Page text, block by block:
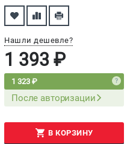
Нашли дешевле?
1 393 ₽
1 323 ₽
После авторизации
В КОРЗИНУ